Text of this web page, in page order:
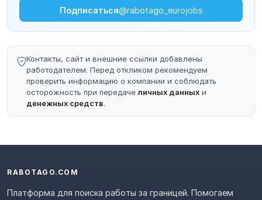
Подписаться@rabotago_eurojobs
Контакты, сайт и внешние ссылки добавлены
работодателем. Перед откликом рекомендуем
проверить информацию о компании и соблюдать
осторожность при передачеличных данных и
денежных средств.
RABOTAGO.COM
Платформа для поиска работы за границей. Помогаем